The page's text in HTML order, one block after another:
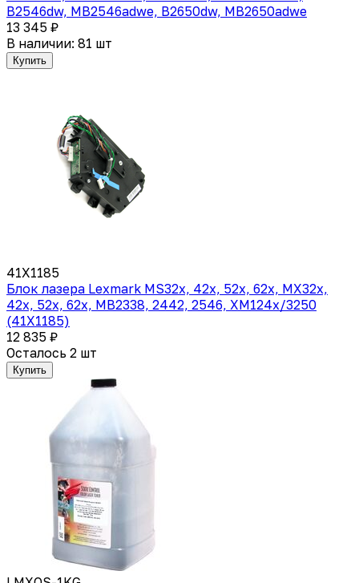
B2546dw, MB2546adwe, B2650dw, MB2650adwe
13 345 ₽
В наличии: 81 шт
Купить
41X1185
Блок лазера Lexmark MS32x, 42x, 52x, 62x, MX32x,
42x, 52x, 62x, MB2338, 2442, 2546, XM124x/3250
(41X1185)
12 835 ₽
Осталось 2 шт
Купить